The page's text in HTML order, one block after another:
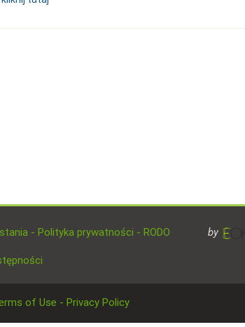
- Polityka prywatności - RODO by
of Use - Privacy Policy